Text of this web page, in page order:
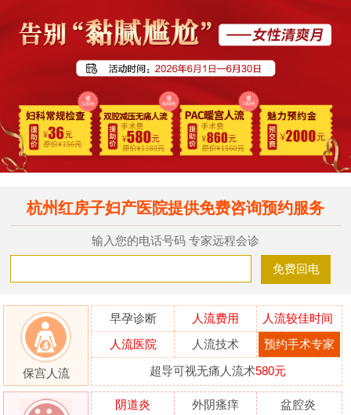
杭州红房子妇产医院提供免费咨询预约服务
输入您的电话号码 专家远程会诊
保宫人流
早孕诊断 人流费用
人流较佳时间
人流医院
人流技术 预约手术专家
超导可视无痛人流术580元
阴道炎 外阴瘙痒
盆腔炎